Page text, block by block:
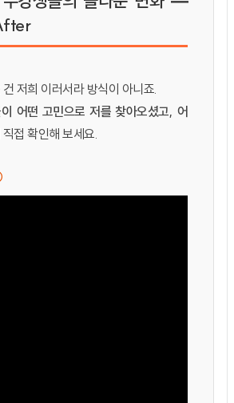
저희 이러서라 방식이 아니죠.
어떤 고민으로 저를 찾아오셨고, 어
직접 확인해 보세요.